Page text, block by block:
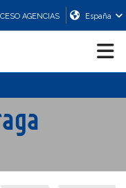
AGENCIAS España